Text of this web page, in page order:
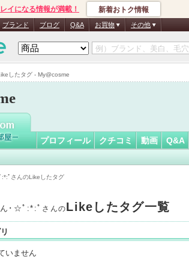
したタグ - My@cosme
イになる情報が満載！ 新着おトク情報
ブランド ブログ Q&A お買物 その他
ちん･☆ﾟ:*:ﾟさ
プロフィール クチコミ 動画 Q&A
ﾟさんのLikeしたタグ
･☆ﾟ:*:ﾟ さんのLikeしたタグ一覧
いません